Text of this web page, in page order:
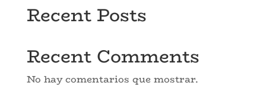
Recent Posts
Recent Comments
No hay comentarios que mostrar.